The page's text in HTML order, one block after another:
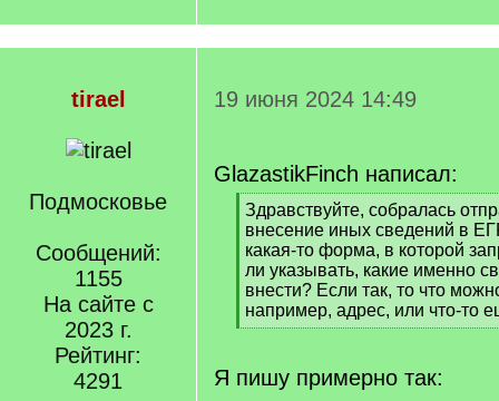
tirael
Подмосковье
Сообщений:
1155
На сайте с
2023 г.
Рейтинг:
4291
19 июня 2024 14:49
GlazastikFinch написал:
[
q
]
Здравствуйте, собралась
внесение иных сведений в
какая-то форма, в которой
ли указывать, какие именно
внести? Если так, то что
например, адрес, или что-то
[
q
]
Я пишу примерно так: